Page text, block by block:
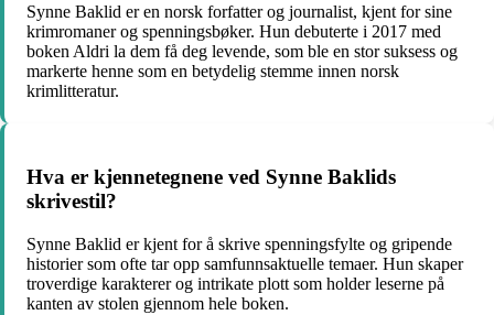
Synne Baklid er en norsk forfatter og journalist, kjent for sine
krimromaner og spenningsbøker. Hun debuterte i 2017 med
boken Aldri la dem få deg levende, som ble en stor suksess og
markerte henne som en betydelig stemme innen norsk
krimlitteratur.
Hva er kjennetegnene ved Synne Baklids
skrivestil?
Synne Baklid er kjent for å skrive spenningsfylte og gripende
historier som ofte tar opp samfunnsaktuelle temaer. Hun skaper
troverdige karakterer og intrikate plott som holder leserne på
kanten av stolen gjennom hele boken.